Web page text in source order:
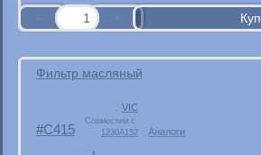
Фильтр масляный
C415
VIC
Совместим с
1230A152
Аналоги